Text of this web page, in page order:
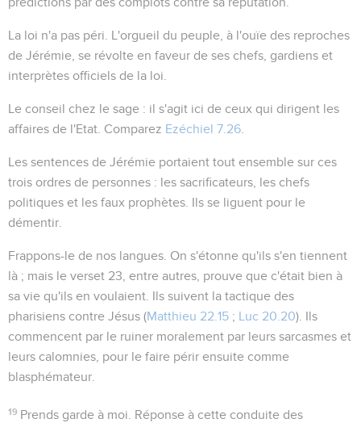
La loi n'a pas péri . L'orgueil du peuple, à l'ouïe des reproches
de Jérémie, se révolte en faveur de ses chefs, gardiens et
interprètes officiels de la loi.
Le conseil chez le sage : il s'agit ici de ceux qui dirigent les
affaires de l'Etat. Comparez Ezéchiel 7.26
Les sentences de Jérémie portaient tout ensemble sur ces
trois ordres de personnes : les sacrificateurs, les chefs
politiques et les faux prophètes. Ils se liguent pour le
démentir.
Frappons-le de nos langues . On s'étonne qu'ils s'en tiennent
là ; mais le verset 23, entre autres, prouve que c'était bien à
sa vie qu'ils en voulaient. Ils suivent la tactique des
pharisiens contre Jésus (Matthieu 22.15 ; Luc 20.20). Ils
commencent par le ruiner moralement par leurs sarcasmes et
leurs calomnies, pour le faire périr ensuite comme
blasphémateur.
19 Prends garde à moi . Réponse à cette conduite des